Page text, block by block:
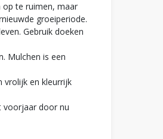
op te ruimen, maar
groeiperiode.
Gebruik doeken
Mulchen is een
vrolijk en kleurrijk
voorjaar door nu